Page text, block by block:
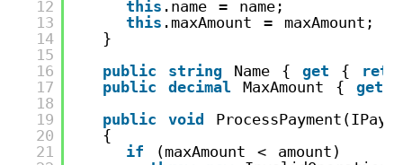
12
13
14
15
16
17
18
19
20
21
this .name = name;
this .maxAmount = maxAmount;
}
public
string Name { get {
public
decimal MaxAmount { get
public
void
{
if
(maxAmount < amount)